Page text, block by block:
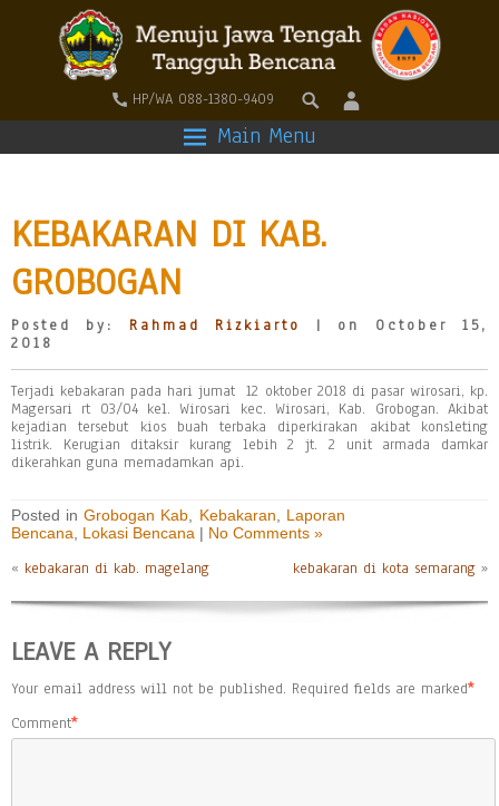
HP/WA 088-1380-9409
Main Menu
KEBAKARAN DI KAB.
GROBOGAN
Posted by: Rahmad Rizkiarto
| on October 15,
2018
Terjadi kebakaran pada hari jumat 12 oktober 2018 di pasar wirosari, kp.
Magersari rt 03/04 kel. Wirosari kec. Wirosari, Kab. Grobogan. Akibat
kejadian tersebut kios buah terbaka diperkirakan akibat konsleting
listrik. Kerugian ditaksir kurang lebih 2 jt. 2 unit armada damkar
dikerahkan guna memadamkan api.
Posted inGrobogan Kab Kebakaran
Laporan
Bencana
Lokasi Bencana | No Comments »
« kebakaran di kab. magelang kebakaran di kota semarang »
LEAVE A REPLY
Your email address will not be published. Required fields are marked*
Comment*